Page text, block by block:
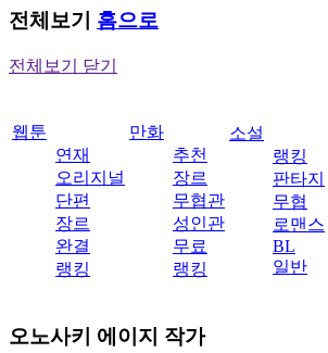
전체보기 홈으로
전체보기 닫기
웹툰
연재
오리지널
단편
장르
완결
랭킹
만화
추천
장르
무협관
성인관
무료
랭킹
소설
랭킹
판타지
무협
로맨스
BL
일반
오노사키 에이지 작가